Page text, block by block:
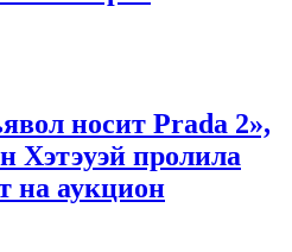
носит Prada 2»,
Хэтэуэй пролила
на аукцион